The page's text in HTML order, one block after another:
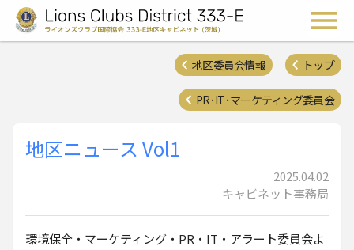
ライオンズクラ
トップ
地区委員会情報
PR･IT･マーケティング委員会
地区ニュース Vol1
2025.04.02
キャビネット事務局
環境保全・マーケティング・PR・IT・アラート委員会よ